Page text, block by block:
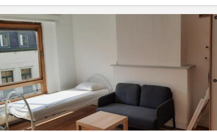
Chambre de 20 m2, lumineuse, meublée d'un lit standard 90/200,
garde-robe, petit meuble de rangement, la maison est située à 8
min à pied de Schuman Commission Européenne, gare, métro,
shopping proche, contactez-nous par sms 5 149, Bernard